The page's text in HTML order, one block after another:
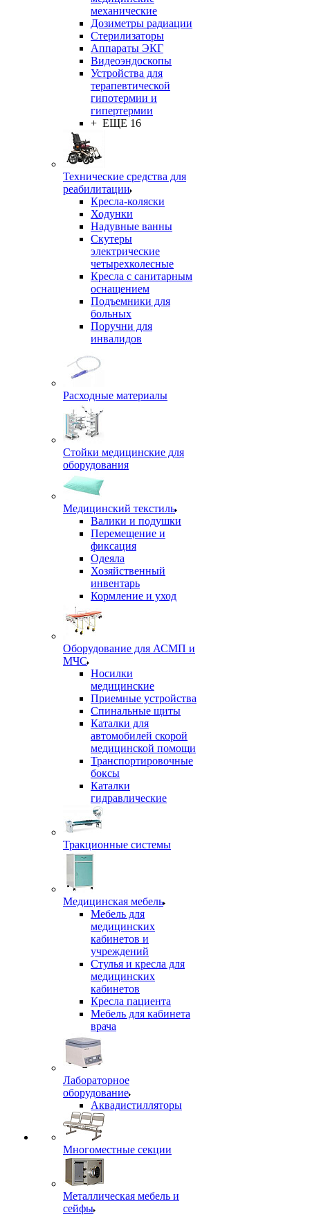
механические
Дозиметры радиации
Стерилизаторы
Аппараты ЭКГ
Видеоэндоскопы
Устройства для
терапевтической
гипотермии и
гипертермии
+ ЕЩЕ 16
Технические средства для
реабилитации
Кресла-коляски
Ходунки
Надувные ванны
Скутеры
электрические
четырехколесные
Кресла с санитарным
оснащением
Подъемники для
больных
Поручни для
инвалидов
Расходные материалы
Стойки медицинские для
оборудования
Медицинский текстиль
Валики и подушки
Перемещение и
фиксация
Одеяла
Хозяйственный
инвентарь
Кормление и уход
Оборудование для АСМП и
МЧС
Носилки
медицинские
Приемные устройства
Спинальные щиты
Каталки для
автомобилей скорой
медицинской помощи
Транспортировочные
боксы
Каталки
гидравлические
Тракционные системы
Медицинская мебель
Мебель для
медицинских
кабинетов и
учреждений
Стулья и кресла для
медицинских
кабинетов
Кресла пациента
Мебель для кабинета
врача
Лабораторное
оборудование
Аквадистилляторы
Многоместные секции
Металлическая мебель и
сейфы